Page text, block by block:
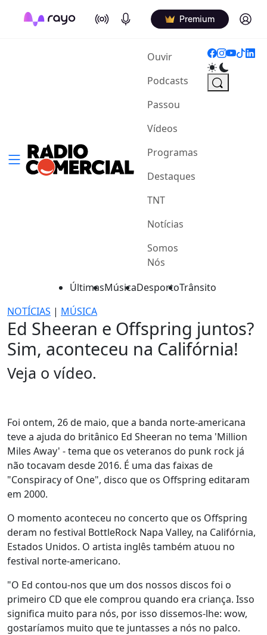
On Air Podcasts Premium Log in
Ouvir(current)
Podcasts
Passou
Vídeos
Programas
Destaques
TNT
Notícias
Somos
Nós
ÚltimasMúsicaDesportoTrânsito
NOTÍCIAS | MÚSICA
Ed Sheeran e Offspring juntos?
Sim, aconteceu na Califórnia!
Veja o vídeo.
Foi ontem, 26 de maio, que a banda norte-americana
teve a ajuda do britânico Ed Sheeran no tema 'Million
Miles Away' - tema que os veteranos do punk rock já
não tocavam desde 2016. É uma das faixas de
"Conspiracy of One", disco que os Offspring editaram
em 2000.
O momento aconteceu no concerto que os Offspring
deram no festival BottleRock Napa Valley, na Califórnia,
Estados Unidos. O artista inglês também atuou no
festival norte-americano.
"O Ed contou-nos que um dos nossos discos foi o
primeiro CD que ele comprou quando era criança. Isso
significa muito para nós, por isso dissemos-lhe: wow,
gostaríamos muito que te juntasses a nós no palco.